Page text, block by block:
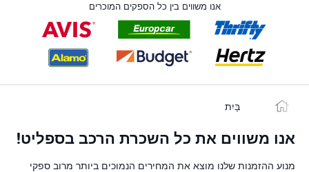
אנו משווים בין כל הספקים המוכרים
בַּיִת
אנו משווים את כל השכרת הרכב בספליט!
מנוע ההזמנות שלנו מוצא את המחירים הנמוכים ביותר מרוב ספקי